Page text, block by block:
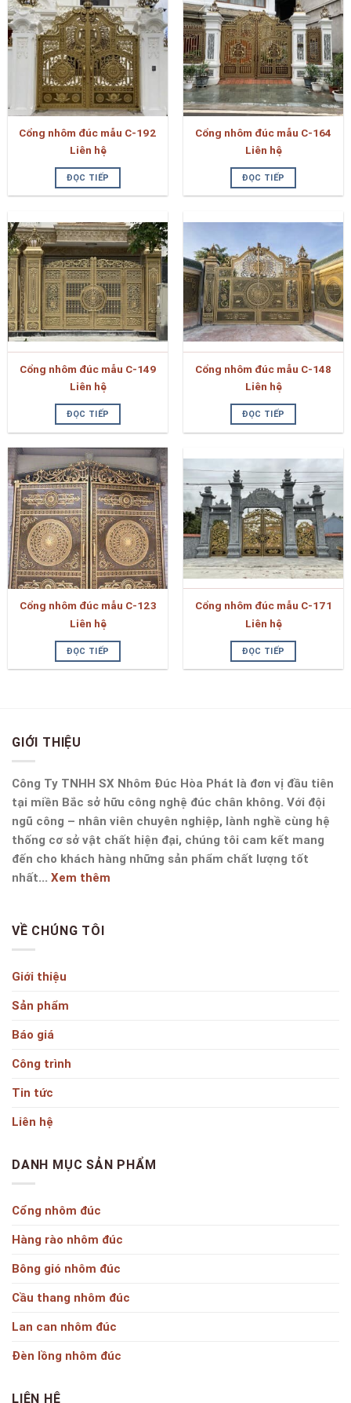
Cổng nhôm đúc mẫu C-192
Liên hệ
ĐỌC TIẾP
Cổng nhôm đúc mẫu C-164
Liên hệ
ĐỌC TIẾP
Cổng nhôm đúc mẫu C-149
Liên hệ
ĐỌC TIẾP
Cổng nhôm đúc mẫu C-148
Liên hệ
ĐỌC TIẾP
Cổng nhôm đúc mẫu C-123
Liên hệ
ĐỌC TIẾP
Cổng nhôm đúc mẫu C-171
Liên hệ
ĐỌC TIẾP
GIỚI THIỆU
Công Ty TNHH SX Nhôm Đúc Hòa Phát là đơn vị đầu tiên
tại miền Bắc sở hữu công nghệ đúc chân không. Với đội
ngũ công – nhân viên chuyên nghiệp, lành nghề cùng hệ
thống cơ sở vật chất hiện đại, chúng tôi cam kết mang
đến cho khách hàng những sản phẩm chất lượng tốt
nhất... Xem thêm
VỀ CHÚNG TÔI
Giới thiệu
Sản phẩm
Báo giá
Công trình
Tin tức
Liên hệ
DANH MỤC SẢN PHẨM
Cổng nhôm đúc
Hàng rào nhôm đúc
Bông gió nhôm đúc
Cầu thang nhôm đúc
Lan can nhôm đúc
Đèn lồng nhôm đúc
LIÊN HỆ